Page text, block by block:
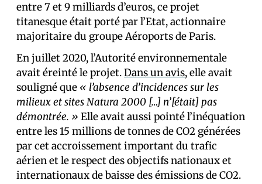
entre 7 et 9 milliards d’euros, ce projet
titanesque était porté par l’Etat, actionnaire
majoritaire du groupe Aéroports de Paris.
En juillet 2020, l’Autorité environnementale
avait éreinté le projet.Dans un avis, elle avait
souligné que « l’absence d’incidences sur les
milieux et sites Natura 2000 […] n’[était] pas
démontrée. » Elle avait aussi pointé l’inéquation
entre les 15 millions de tonnes de CO2 générées
par cet accroissement important du trafic
aérien et le respect des objectifs nationaux et
internationaux de baisse des émissions de CO2.